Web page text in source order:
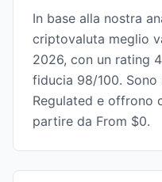
In base alla nostra
criptovaluta meglio
2026, con un rating
fiducia 98/100.
Regulated e offrono
partire da From $0.